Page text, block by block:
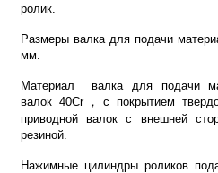
ролик.
Размеры валка для подачи
мм.
Материал валка для подачи
валок 40Cr， с покрытием
приводной валок с внешней
резиной.
Нажимные цилиндры роликов